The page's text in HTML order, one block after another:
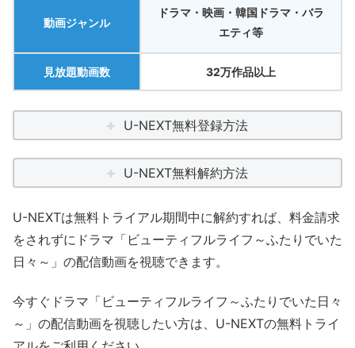
動画ジャンル
ドラマ・映画・韓国ドラマ・バラ
エティ等
見放題動画数 32万作品以上
U-NEXT無料登録方法
U-NEXT無料解約方法
U-NEXTは無料トライアル期間中に解約すれば、料金請求
をされずにドラマ「ビューティフルライフ～ふたりでいた
日々～」の配信動画を視聴できます。
今すぐドラマ「ビューティフルライフ～ふたりでいた日々
～」の配信動画を視聴したい方は、U-NEXTの無料トライ